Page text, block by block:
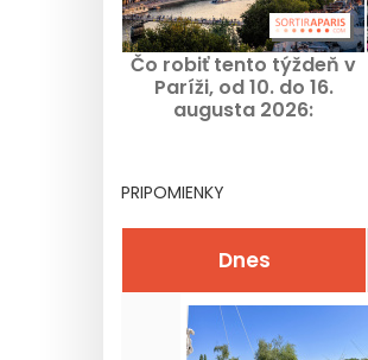
Čo robiť tento týždeň v
Paríži, od 10. do 16.
augusta 2026:
PRIPOMIENKY
Dnes